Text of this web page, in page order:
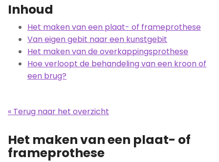
Inhoud
Het maken van een plaat- of frameprothese
Van eigen gebit naar een kunstgebit
Het maken van de overkappingsprothese
Hoe verloopt de behandeling van een kroon of
een brug?
« Terug naar het overzicht
Het maken van een plaat- of
frameprothese